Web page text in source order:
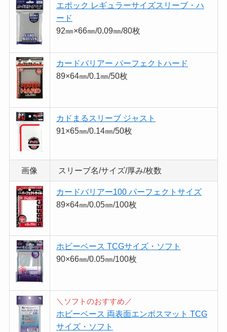
エポック レギュラーサイズスリーブ・ハ
ード
92㎜×66㎜/0.09㎜/80枚
カードバリアー パーフェクトハード
89×64㎜/0.1㎜/50枚
カドまるスリーブ ジャスト
91×65㎜/0.14㎜/50枚
画像 スリーブ名/サイズ/厚み/枚数
カードバリアー100 パーフェクトサイズ
89×64㎜/0.05㎜/100枚
ホビーベース TCGサイズ・ソフト
90×66㎜/0.05㎜/100枚
＼ソフトのおすすめ／
ホビーベース 両表面エンボスマット TCG
サイズ・ソフト